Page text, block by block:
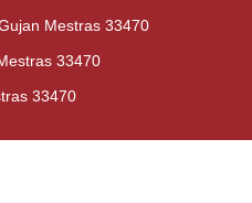
Mestras 33470
33470
33470